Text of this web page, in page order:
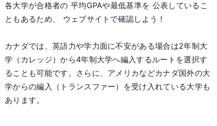
各大学が合格者の 平均GPAや最低基準を 公表しているこ
ともあるため、 ウェブサイトで確認しよう！
カナダでは、英語力や学力面に不安がある場合は2年制大
学（カレッジ）から4年制大学へ編入するルートを選択す
ることも可能です。さらに、アメリカなどカナダ国外の大
学からの編入（トランスファー）を受け入れている大学も
あります。